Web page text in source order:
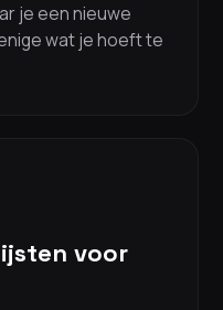
je een nieuwe
wat je hoeft te
voor